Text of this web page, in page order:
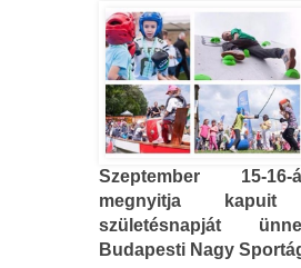
Szeptember 15-
megnyitja
születésnapját
Budapesti Nagy